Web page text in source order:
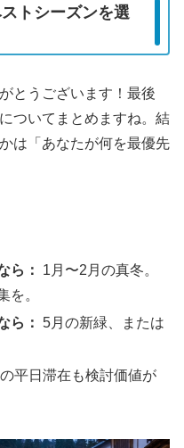
トシーズンを選
とうございます！最後
ついてまとめますね。結
は「あなたが何を最優先
ら：
1月〜2月の真冬。
を。
ら： 5月の新緑、または
平日滞在も検討価値が